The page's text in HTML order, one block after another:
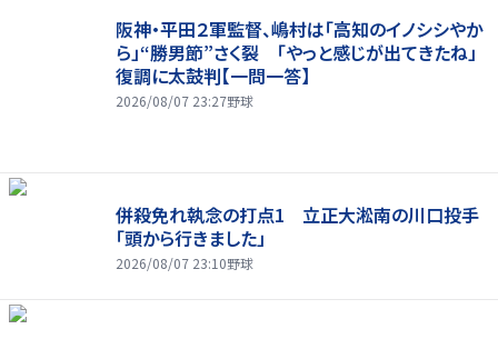
阪神・平田２軍監督、嶋村は「高知のイノシシやか
ら」“勝男節”さく裂 「やっと感じが出てきたね」
復調に太鼓判【一問一答】
2026/08/07 23:27野球
併殺免れ執念の打点1 立正大淞南の川口投手
「頭から行きました」
2026/08/07 23:10野球